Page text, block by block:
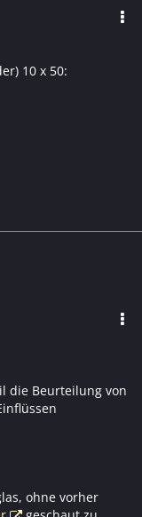
10 x 50:
die Beurteilung von
ohne vorher